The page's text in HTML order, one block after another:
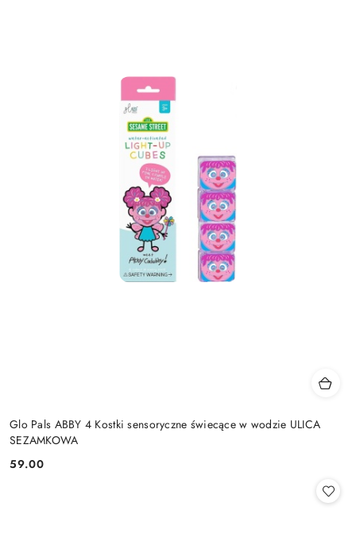
Glo Pals ABBY 4 Kostki sensoryczne świecące w wodzie ULICA
SEZAMKOWA
Cena:
59.00